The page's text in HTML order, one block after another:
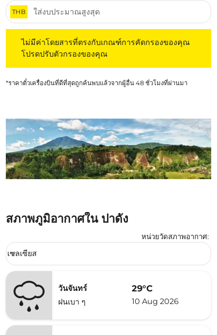
THB
ไม่มีค่าโดยสารที่ตรงกับเกณฑ์การคัดกรองของคุณ
โปรดปรับตัวกรองของคุณ
*ราคาตั๋วเครื่องบินที่ดีที่สุดถูกค้นพบแล้วจากผู้อื่น 48 ชั่วโมงที่ผ่านมา
สภาพภูมิอากาศใน ปาดัง
หน่วยวัดสภาพอากาศ:
Weather unit option เซลเซียส Selected
เซลเซียส
keyboard_arrow_down
วันจันทร์
ฝนเบา ๆ
29°C
10 Aug 2026